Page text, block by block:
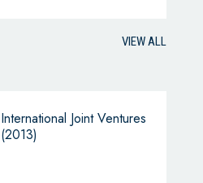
VIEW ALL
International Joint Ventures
(2013)